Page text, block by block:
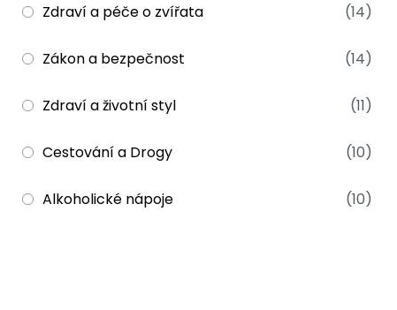
Zdraví a péče o zvířata (14)
Zákon a bezpečnost (14)
Zdraví a životní styl (11)
Cestování a Drogy (10)
Alkoholické nápoje (10)